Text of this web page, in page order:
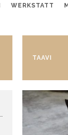
WERKSTATT
TAAVI